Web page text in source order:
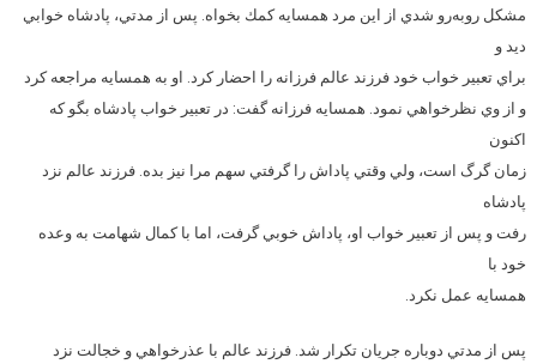
مشكل روبه‌رو شدي از اين مرد همسايه كمك بخواه. پس از مدتي، پادشاه خوابي
ديد و
براي تعبير خواب خود فرزند عالم فرزانه را احضار كرد. او به همسايه مراجعه كرد
و از وي نظرخواهي نمود. همسايه فرزانه گفت: در تعبير خواب پادشاه بگو كه
اكنون
زمان گرگ است، ولي وقتي پاداش را گرفتي سهم مرا نيز بده. فرزند عالم نزد
پادشاه
رفت و پس از تعبير خواب او، پاداش خوبي گرفت، اما با كمال شهامت به وعده
خود با
همسايه عمل نكرد.
پس از مدتي دوباره جريان تكرار شد. فرزند عالم با عذرخواهي و خجالت نزد